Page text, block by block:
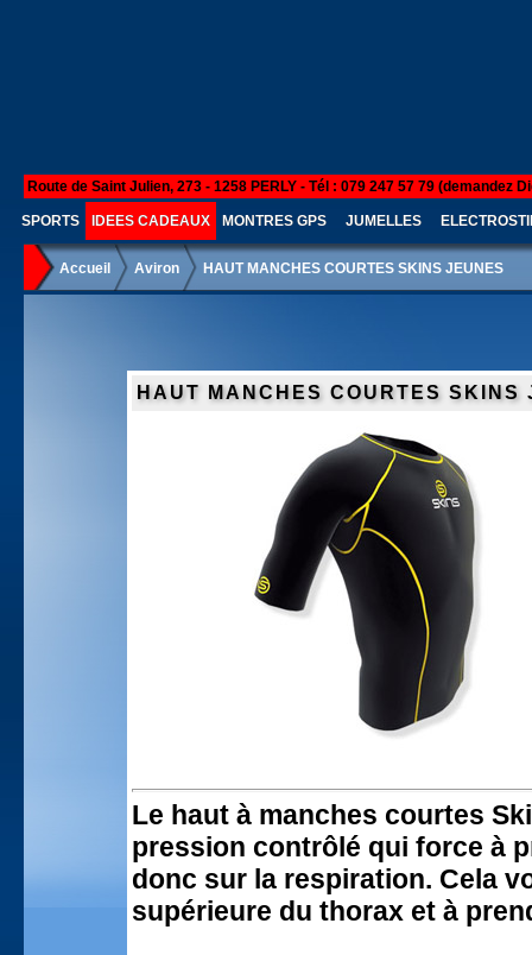
Route de Saint Julien, 273 - 1258 PERLY - Tél : 079 247 57 79 (demandez
SPORTS IDEES CADEAUX MONTRES GPS JUMELLES
Accueil Aviron HAUT MANCHES COURTES SKINS JEUNES
HAUT MANCHES COURTES SKINS
Le haut à manches courtes
pression contrôlé qui force à
donc sur la respiration. Cela
supérieure du thorax et à